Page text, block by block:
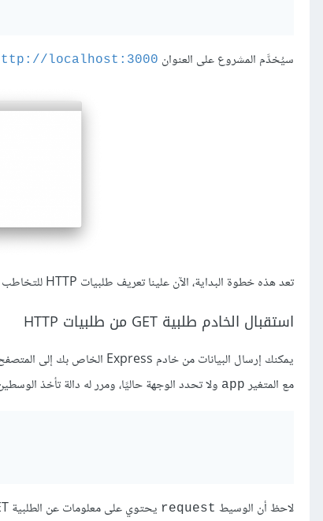
سيُخدَّم المشروع على العنوان localhost:3000
تعد هذه خطوة البداية، الآن علينا تعريف طلبيات HTTP للتخاطب الصحيح بين المتصفح والخادم.
استقبال الخادم طلبية GET من طلبيات HTTP
يمكنك إرسال البيانات من خادم Express الخاص بك إلى المتصفح لمعاينة مشروعك بناءً على إرساله طلبية GET محددة الوجهة، ولفعل ذلك استدعِ التابع
مع المتغير app ولا تحدد الوجهة حاليًا، ومرر له دالة تأخذ
لاحظ أن الوسيط request يحتوي على معلومات عن الطلبية GET التي أرسلها المتصفح، بينما يرسل التابع